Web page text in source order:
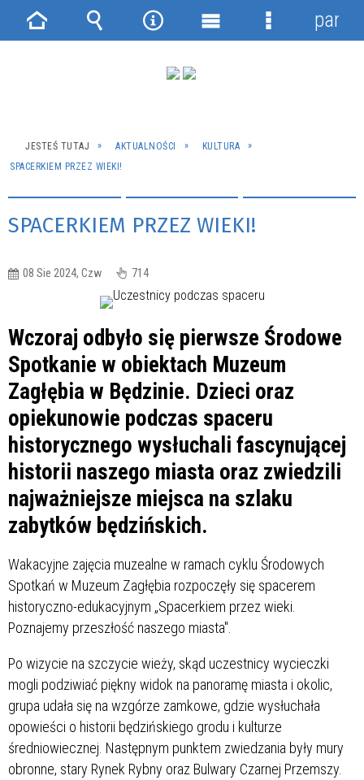
JESTEŚ TUTAJ AKTUALNOŚCI
KULTURA
SPACERKIEM PRZEZ WIEKI!
SPACERKIEM PRZEZ WIEKI!
08 Sie 2024, Czw 714
Wczoraj odbyło się pierwsze Środowe
Spotkanie w obiektach Muzeum
Zagłębia w Będzinie. Dzieci oraz
opiekunowie podczas spaceru
historycznego wysłuchali fascynującej
historii naszego miasta oraz zwiedzili
najważniejsze miejsca na szlaku
zabytków będzińskich.
Wakacyjne zajęcia muzealne w ramach cyklu Środowych
Spotkań w Muzeum Zagłębia rozpoczęły się spacerem
historyczno-edukacyjnym „Spacerkiem przez wieki.
Poznajemy przeszłość naszego miasta".
Po wizycie na szczycie wieży, skąd uczestnicy wycieczki
mogli podziwiać piękny widok na panoramę miasta i okolic,
grupa udała się na wzgórze zamkowe, gdzie wysłuchała
opowieści o historii będzińskiego grodu i kulturze
średniowiecznej. Następnym punktem zwiedzania były mury
obronne, stary Rynek Rybny oraz Bulwary Czarnej Przemszy.
Strona Wyszukiwarka
NarzędziaMenu
Menu
panel